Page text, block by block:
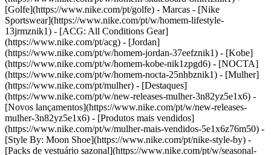
[Golfe](https://www.nike.com/pt/golfe) - Marcas - [Nike
Sportswear](https://www.nike.com/pt/w/homem-lifestyle-
13jrmznik1) - [ACG: All Conditions Gear]
(https://www.nike.com/pt/acg) - [Jordan]
(https://www.nike.com/pt/w/homem-jordan-37eefznik1) - [Kobe]
(https://www.nike.com/pt/w/homem-kobe-nik1zpgd6) - [NOCTA]
(https://www.nike.com/pt/w/homem-nocta-25nhbznik1) - [Mulher]
(https://www.nike.com/pt/mulher) - [Destaques]
(https://www.nike.com/pt/w/new-releases-mulher-3n82yz5e1x6) -
[Novos lançamentos](https://www.nike.com/pt/w/new-releases-
mulher-3n82yz5e1x6) - [Produtos mais vendidos]
(https://www.nike.com/pt/w/mulher-mais-vendidos-5e1x6z76m50) -
[Style By: Moon Shoe](https://www.nike.com/pt/nike-style-by) -
[Packs de vestuário sazonal](https://www.nike.com/pt/w/seasonal-